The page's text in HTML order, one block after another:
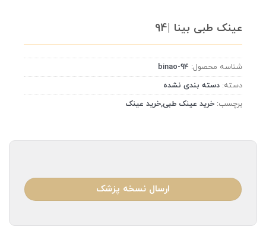
عینک طبی بینا |94
شناسه محصول: binao-94
دسته: دسته بندی نشده
برچسب: خرید عینک طبی,خرید عینک
ارسال نسخه پزشک